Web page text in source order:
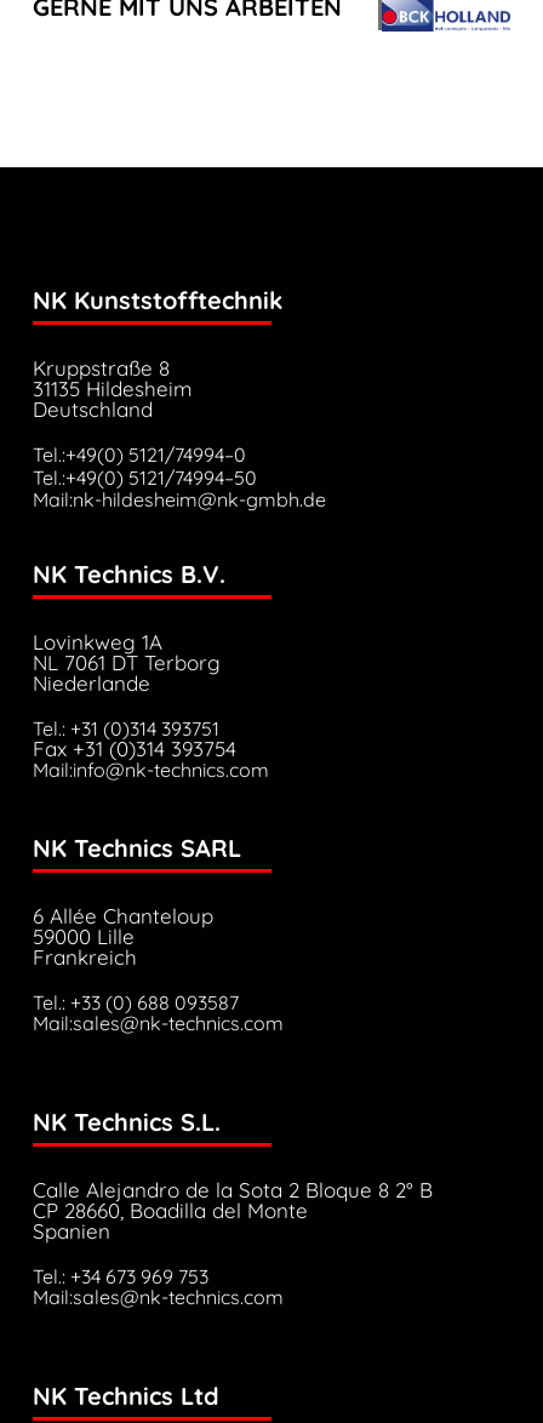
GERNE MIT UNS ARBEITEN
NK Kunststofftechnik
Kruppstraße 8
31135 Hildesheim
Deutschland
Tel.:+49(0) 5121/74994–0
Tel.:+49(0) 5121/74994–50
Mail:nk-hildesheim@nk-gmbh.de
NK Technics B.V.
Lovinkweg 1A
NL 7061 DT Terborg
Niederlande
Tel.: +31 (0)314 393751
Fax +31 (0)314 393754
Mail:info@nk-technics.com
NK Technics SARL
6 Allée Chanteloup
59000 Lille
Frankreich
Tel.: +33 (0) 688 093587
Mail:sales@nk-technics.com
NK Technics S.L.
Calle Alejandro de la Sota 2 Bloque 8 2° B
CP 28660, Boadilla del Monte
Spanien
Tel.: +34 673 969 753
Mail:sales@nk-technics.com
NK Technics Ltd